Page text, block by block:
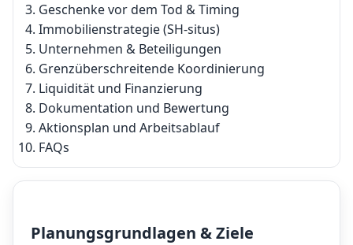
Geschenke vor dem Tod & Timing
Immobilienstrategie (SH-situs)
Unternehmen & Beteiligungen
Grenzüberschreitende Koordinierung
Liquidität und Finanzierung
Dokumentation und Bewertung
Aktionsplan und Arbeitsablauf
FAQs
Planungsgrundlagen & Ziele